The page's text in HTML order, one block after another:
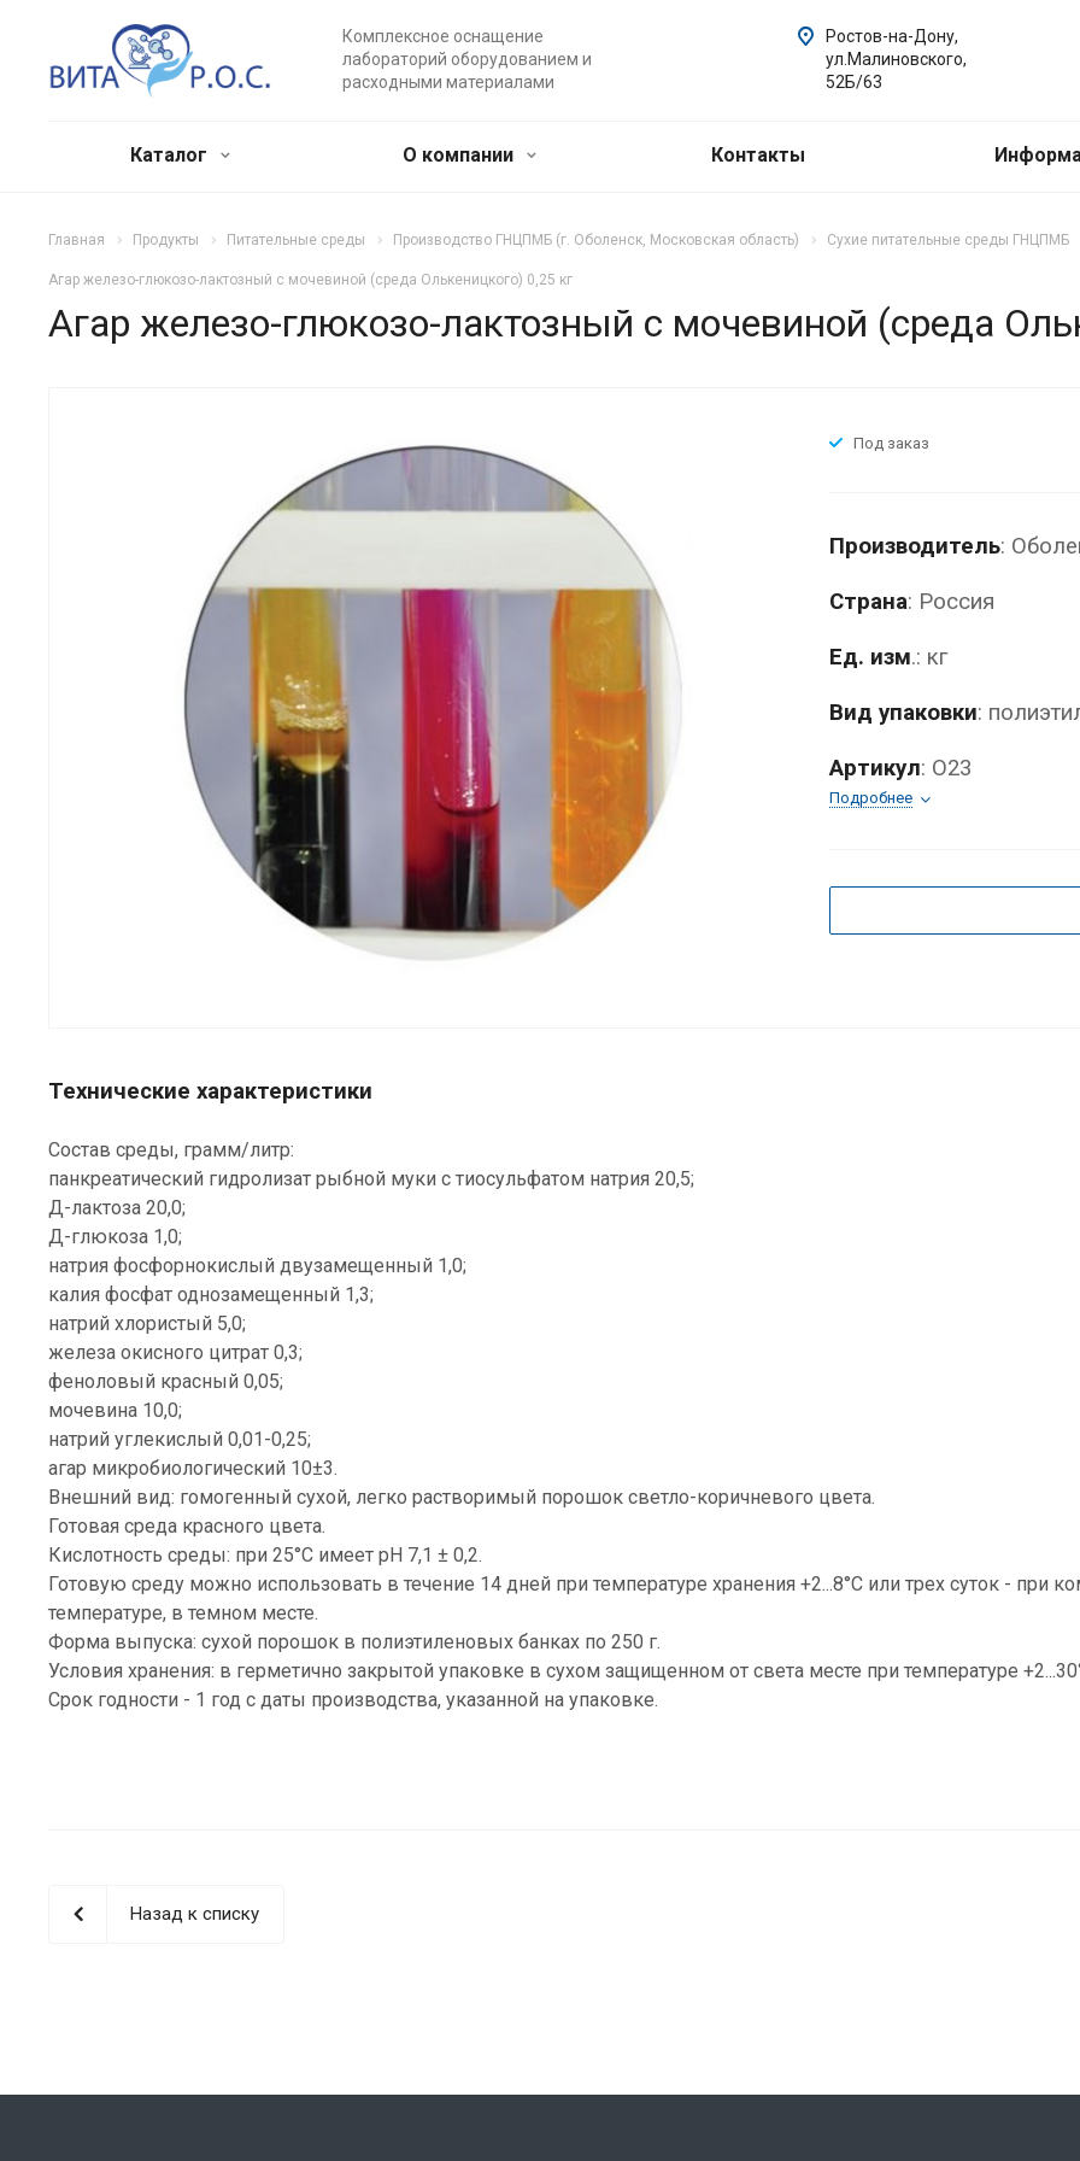
Комплексное оснащение
лабораторий оборудованием и
расходными материалами
Ростов-на-Дону,
ул.Малиновского,
52Б/63
Каталог О компании Контакты
Главная Продукты Питательные среды Производство ГНЦПМБ (г. Оболенск, Московская область) Сухие питательные среды ГНЦПМБ
Агар железо-глюкозо-лактозный с мочевиной (среда Олькеницкого) 0,25 кг
Агар железо-глюкозо-лактозный с мочевиной (среда
Под заказ
Производитель:
Страна: Россия
Ед. изм.: кг
Вид упаковки:
Артикул: О23
Подробнее
Технические характеристики
Состав среды, грамм/литр:
панкреатический гидролизат рыбной муки с тиосульфатом натрия 20,5;
Д-лактоза 20,0;
Д-глюкоза 1,0;
натрия фосфорнокислый двузамещенный 1,0;
калия фосфат однозамещенный 1,3;
натрий хлористый 5,0;
железа окисного цитрат 0,3;
феноловый красный 0,05;
мочевина 10,0;
натрий углекислый 0,01-0,25;
агар микробиологический 10±3.
Внешний вид: гомогенный сухой, легко растворимый порошок светло-коричневого цвета.
Готовая среда красного цвета.
Кислотность среды: при 25°С имеет рН 7,1 ± 0,2.
Готовую среду можно использовать в течение 14 дней при температуре хранения +2...8°C или трех суток - при
температуре, в темном месте.
Форма выпуска: сухой порошок в полиэтиленовых банках по 250 г.
Условия хранения: в герметично закрытой упаковке в сухом защищенном от света месте при температуре
Срок годности - 1 год с даты производства, указанной на упаковке.
Назад к списку